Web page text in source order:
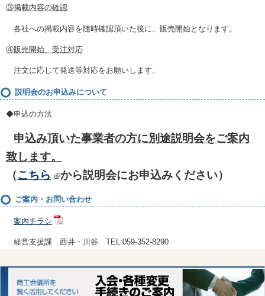
③掲載内容の確認
各社への掲載内容を随時確認頂いた後に、販売開始となります。
④販売開始、受注対応
注文に応じて発送等対応をお願いします。
説明会のお申込みについて
◆申込の方法
申込み頂いた事業者の方に別途説明会をご案内
致します。
（こちら から説明会にお申込みください）
ご案内・お問い合わせ
案内チラシ
経営支援課 西井・川谷 TEL:059-352-8290